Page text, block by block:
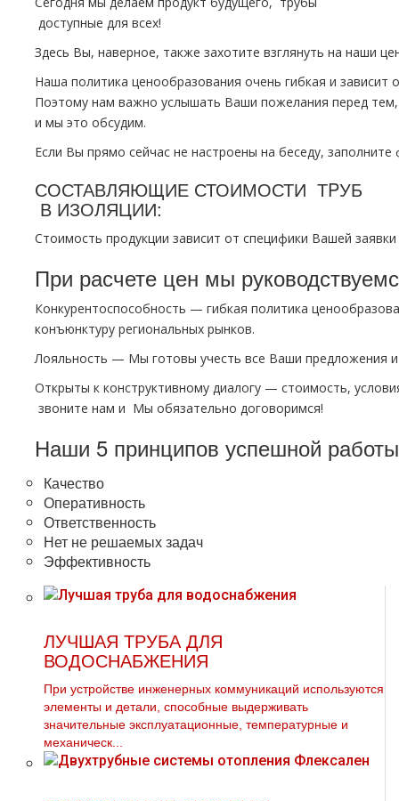
доступные для всех!
Здесь Вы, наверное, также захотите взглянуть на наши
Наша политика ценообразования очень гибкая и
Поэтому нам важно услышать Ваши пожелания перед тем,
и мы это обсудим.
Если Вы прямо сейчас не настроены на беседу,
СОСТАВЛЯЮЩИЕ СТОИМОСТИ ТPУБ
В ИЗОЛЯЦИИ:
Стоимость продукции зависит от специфики Вашей
При расчете цен мы
Конкурентоспособность — гибкая политика
конъюнктуру региональных рынков.
Лояльность — Мы готовы учесть все Ваши предложения
Открыты к конструктивному диалогу — стоимость,
звоните нам и Мы обязательно договоримся!
Наши 5 принципов успешной
Качество
Оперативность
Ответственность
Нет не решаемых задач
Эффективность
ЛУЧШАЯ ТРУБА ДЛЯ
ВОДОСНАБЖЕНИЯ
При устройстве инженерных коммуникаций используются
элементы и детали, способные выдерживать
значительные эксплуатационные, температурные и
механическ...